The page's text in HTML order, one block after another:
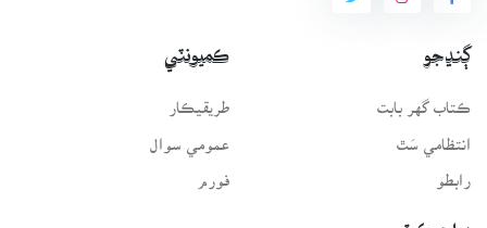
ڳنڍجو
ڪتاب گهر بابت
انتظامي سَٿ
رابطو
ڪميونٽي
طريقيڪار
عمومي سوال
فورم